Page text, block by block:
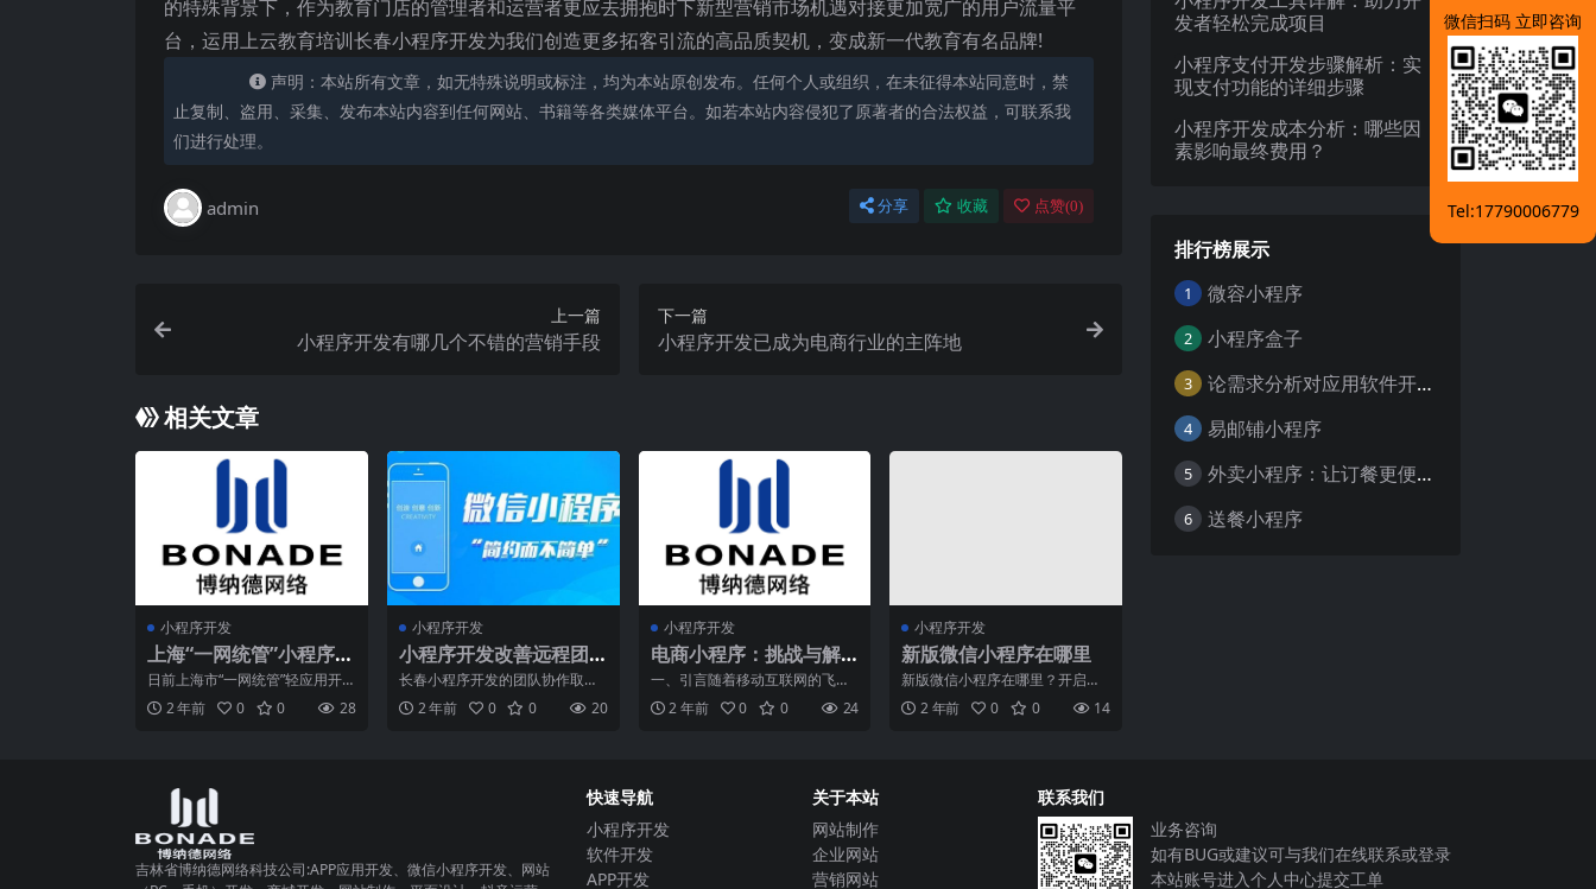
的特殊背景下，作为教育门店的管理者和运营者更应去拥抱时下新型营销市场机遇对接更加宽广的用户流量平
台，运用上云教育培训长春小程序开发为我们创造更多拓客引流的高品质契机，变成新一代教育有名品牌!
声明：本站所有文章，如无特殊说明或标注，均为本站原创发布。任何个人或组织，在未征得本站同意时，禁
止复制、盗用、采集、发布本站内容到任何网站、书籍等各类媒体平台。如若本站内容侵犯了原著者的合法权益，可联系我
们进行处理。
admin 分享 收藏 点赞(0)
上一篇
小程序开发有哪几个不错的营销手段
下一篇
小程序开发已成为电商行业的主阵地
相关文章
小程序开发
上海“一网统管”小程序定
制日前已开放测试
日前上海市“一网统管”轻应用开
发及赋能中心授牌成立，首个
2 年前 0 0 28
小程序开发
小程序开发改善远程团
队沟通的方法
长春小程序开发的团队协作取决
于牢固的沟通。如果您的团队难
以沟通，您可能会发现这些
2 年前 0 0 20
小程序开发
电商小程序：挑战与解
决方案
一、引言随着移动互联网的飞速
发展，电商行业已逐渐从小程序
平台实现了飞跃式的拓展。
2 年前 0 0 24
小程序开发
新版微信小程序在哪里
新版微信小程序在哪里？开启全
新体验！随着技术的进步和人们
对移动应用的需求不断增长
2 年前 0 0 14
发者轻松完成项目
小程序支付开发步骤解析：实
现支付功能的详细步骤
小程序开发成本分析：哪些因
素影响最终费用？
排行榜展示
1 微容小程序
2 小程序盒子
3 论需求分析对应用软件开发的重要性
4 易邮铺小程序
5 外卖小程序：让订餐更便捷，吃货的福音
6 送餐小程序
吉林省博纳德网络科技公司:APP应用开发、微信小程序开发、网站
快速导航
小程序开发
软件开发
APP开发
关于本站
网站制作
企业网站
营销网站
联系我们
业务咨询
如有BUG或建议可与我们在线联系或登录
本站账号进入个人中心提交工单
微信扫码 立即咨询
Tel:17790006779